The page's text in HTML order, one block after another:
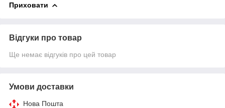
Приховати
Відгуки про товар
Ще немає відгуків про цей товар
Умови доставки
Нова Пошта